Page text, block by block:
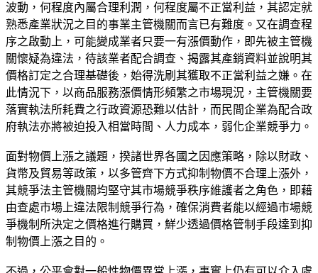
波動，何程度內屬合理利潤，何程度屬不正當利益，其認定就
熟悉產業狀況之目的事業主管機關而言已有難度。又在調查程
序之啟動上，可能變成業者只要一有漲價動作，即先被主管機
關懷疑為違法，待該業者配合調查、揭露其產銷資料並說明其
價格訂定之合理基礎後，始得洗刷其獲取不正當利益之嫌。在
此情況下，以商品服務漲價情形頻繁之市場現況，主管機關要
落實執法所耗費之行政資源恐難以估計，而民間企業為配合政
府執法亦將被迫投入相當時間、人力成本，弱化企業競爭力。
面對物價上漲之議題，揆諸世界各國之因應策略，除以財政、
貨幣及貿易等政策，以多管齊下方式抑制物價不合理上漲外，
其競爭法主管機關均堅守其市場競爭秩序維護者之角色，即藉
由查處市場上違法限制競爭行為，確保消費者能以經過市場競
爭機制所決定之價格進行購買，鮮少透過價格管制手段達到抑
制物價上漲之目的。